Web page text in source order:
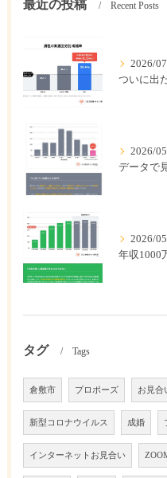
最近の投稿 Recent Posts
2026/
ついに出
2026/
データで
2026/
タグ Tags
倉敷市 プロポーズ お見合
新型コロナウイルス 成婚
インターネットお見合い